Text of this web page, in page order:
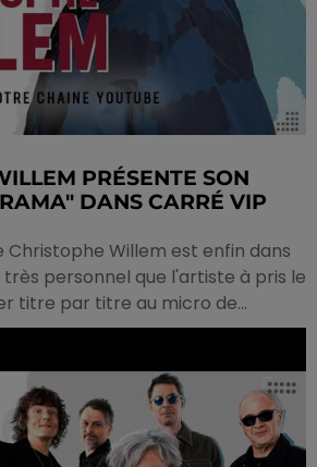
PRÉSENTE SON
DANS CARRÉ VIP
Christophe Willem est enfin dans
très personnel que l'artiste à pris le
titre par titre au micro de...